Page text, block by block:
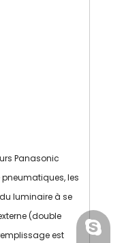
Panasonic
les
luminaire à se
(double
est